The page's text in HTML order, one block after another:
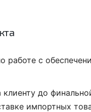
работе с
клиенту до
импортных